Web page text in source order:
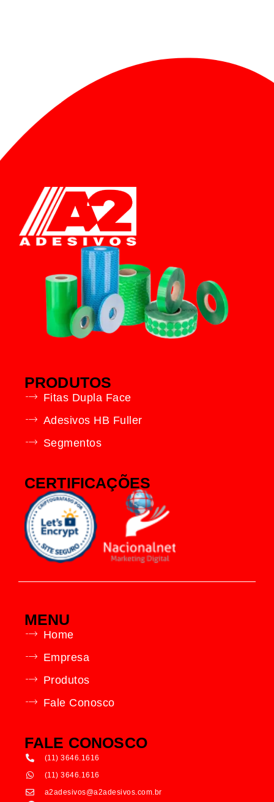
PRODUTOS
Fitas Dupla Face
Adesivos HB Fuller
Segmentos
CERTIFICAÇÕES
MENU
Home
Empresa
Produtos
Fale Conosco
FALE CONOSCO
(11) 3646.1616
(11) 3646.1616
a2adesivos@a2adesivos.com.br